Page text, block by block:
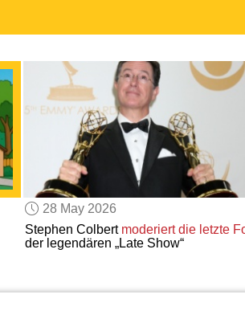
28 May 2026
Stephen Colbert moderiert die letzte
der legendären „Late Show“